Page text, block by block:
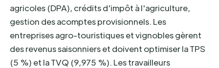
agricoles (DPA), crédits d'impôt à l'agriculture,
gestion des acomptes provisionnels. Les
entreprises agro-touristiques et vignobles gèrent
des revenus saisonniers et doivent optimiser la TPS
(5 %) et la TVQ (9,975 %). Les travailleurs